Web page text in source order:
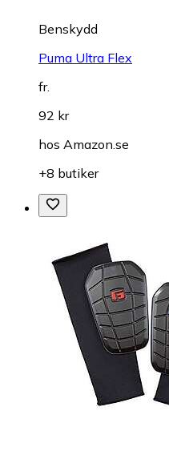
Benskydd
Puma Ultra Flex
fr.
92 kr
hos Amazon.se
+8 butiker